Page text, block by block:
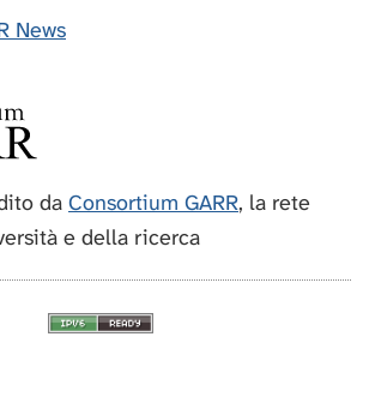
News
da Consortium GARR, la rete
e della ricerca